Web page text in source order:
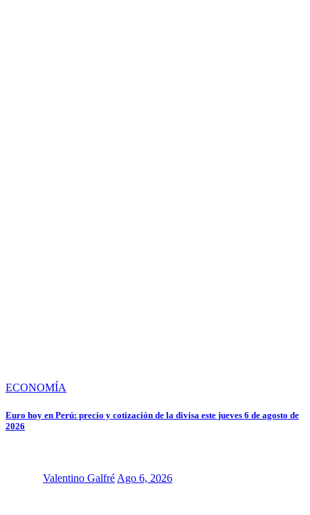
ECONOMÍA
Euro hoy en Perú: precio y cotización de la divisa este jueves 6 de agosto de
2026
Valentino Galfré Ago 6, 2026